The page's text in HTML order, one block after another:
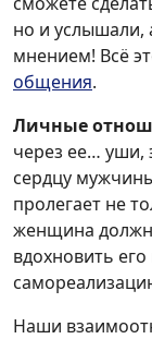
но и услышали,
мнением! Всё
общения.
Личные
через ее… уши,
сердцу
пролегает не
женщина
вдохновить
Наши